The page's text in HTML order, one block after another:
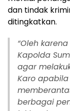
dan tindak
ditingkatkan.
“Oleh
Kapolda
agar
Karo
berbagai